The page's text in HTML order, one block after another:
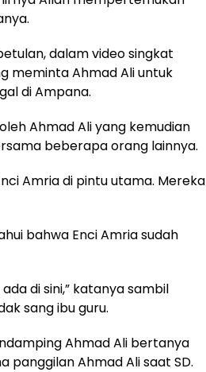
dalam video singkat
meminta Ahmad Ali untuk
di Ampana.
Ahmad Ali yang kemudian
beberapa orang lainnya.
Amria di pintu utama. Mereka
bahwa Enci Amria sudah
di sini,” katanya sambil
sang ibu guru.
Ahmad Ali bertanya
panggilan Ahmad Ali saat SD.